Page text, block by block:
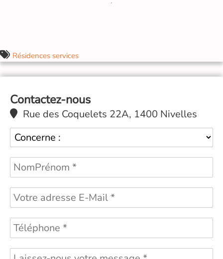
Résidences services
Contactez-nous
Rue des Coquelets 22A, 1400 Nivelles